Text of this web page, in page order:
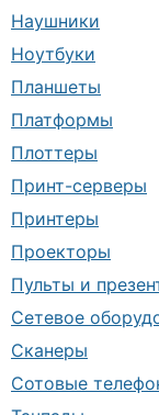
Наушники
Ноутбуки
Планшеты
Платформы
Плоттеры
Принт-серверы
Принтеры
Проекторы
Пульты и
Сетевое
Сканеры
Сотовые